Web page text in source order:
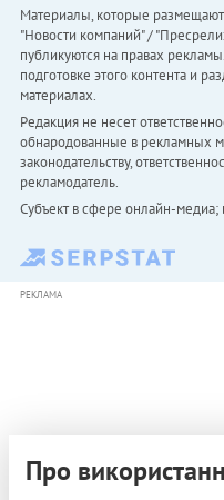
Материалы, которые
"Новости компаний" /
публикуются на правах
подготовке этого контента и
материалах.
Редакция не несет
обнародованные в рекламных
законодательству,
рекламодатель.
Субъект в сфере онлайн-
РЕКЛАМА
Про